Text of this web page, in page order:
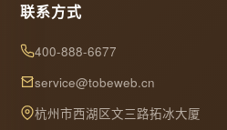
联系方式
400-888-6677
service@tobeweb.cn
杭州市西湖区文三路拓冰大厦